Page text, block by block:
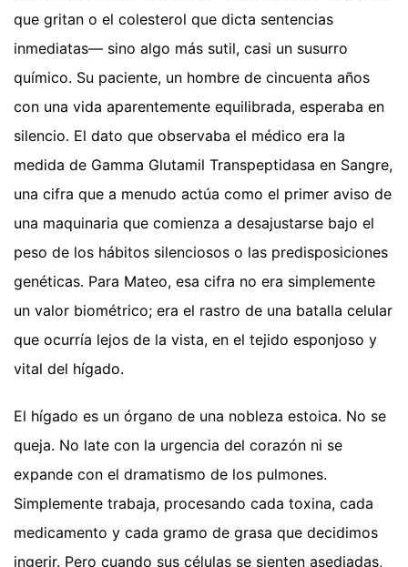
que gritan o el colesterol que dicta sentencias
inmediatas— sino algo más sutil, casi un susurro
químico. Su paciente, un hombre de cincuenta años
con una vida aparentemente equilibrada, esperaba en
silencio. El dato que observaba el médico era la
medida de Gamma Glutamil Transpeptidasa en Sangre,
una cifra que a menudo actúa como el primer aviso de
una maquinaria que comienza a desajustarse bajo el
peso de los hábitos silenciosos o las predisposiciones
genéticas. Para Mateo, esa cifra no era simplemente
un valor biométrico; era el rastro de una batalla celular
que ocurría lejos de la vista, en el tejido esponjoso y
vital del hígado.
El hígado es un órgano de una nobleza estoica. No se
queja. No late con la urgencia del corazón ni se
expande con el dramatismo de los pulmones.
Simplemente trabaja, procesando cada toxina, cada
medicamento y cada gramo de grasa que decidimos
ingerir. Pero cuando sus células se sienten asediadas,